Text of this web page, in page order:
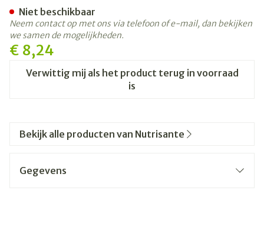
€ 8,24
Verwittig mij als het product terug in voorraad
is
Niet beschikbaar
Neem contact op met ons via telefoon of e-mail, dan bekijken
we samen de mogelijkheden.
Bekijk alle producten van Nutrisante
Gegevens